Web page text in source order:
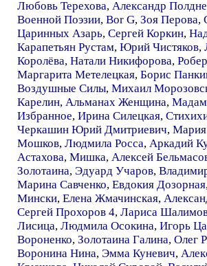
Любовь Терехова, Александр
Военной Поэзии, Bor G, Зоя Перова,
Царинных Азарь, Сергей Коркин,
Карапетьян Рустам, Юрий Чистяков,
Королёва, Натали Никифорова,
Маргарита Метелецкая, Борис
Воздушные Силы, Михаил
Карелин, Альманах Женщина,
Избранное, Ирина Силецкая,
Черкашин Юрий Дмитриевич,
Мошков, Людмила Росса, Аркадий
Астахова, Мишка, Алексей
Золотаина, Эдуард Учаров,
Марина Савченко, Евдокия Дозорная
Мински, Елена Жмачинская,
Сергей Прохоров 4, Лариса
Лисица, Людмила Осокина, Игорь
Вороненко, Золотаина Галина, Олег
Воронина Нина, Эмма Куневич,